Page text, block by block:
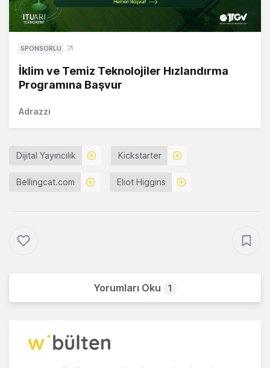
SPONSORLU
İklim ve Temiz Teknolojiler Hızlandırma
Programına Başvur
Adrazzi
Dijital Yayıncılık Kickstarter
Bellingcat.com Eliot Higgins
Yorumları Oku 1